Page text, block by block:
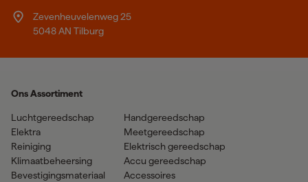
Zevenheuvelenweg 25
5048 AN Tilburg
Ons Assortiment
Luchtgereedschap
Elektra
Reiniging
Klimaatbeheersing
Bevestigingsmateriaal
Handgereedschap
Meetgereedschap
Elektrisch gereedschap
Accu gereedschap
Accessoires